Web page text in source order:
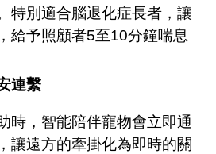
特別適合腦退化症長者，讓
給予照顧者5至10分鐘喘息
連繫
時，智能陪伴寵物會立即通
讓遠方的牽掛化為即時的關